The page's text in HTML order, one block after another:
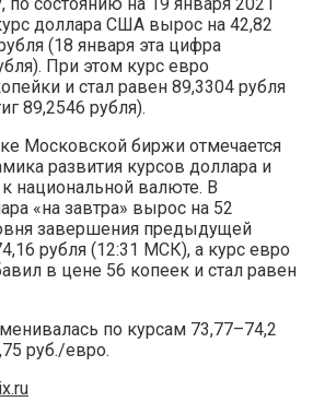
доллара США вырос на 42,82
(18 января эта цифра
При этом курс евро
и стал равен 89,3304 рубля
89,2546 рубля).
Московской биржи отмечается
развития курсов доллара и
национальной валюте. В
«на завтра» вырос на 52
завершения предыдущей
рубля (12:31 МСК), а курс евро
в цене 56 копеек и стал равен
по курсам 73,77–74,2
руб./евро.